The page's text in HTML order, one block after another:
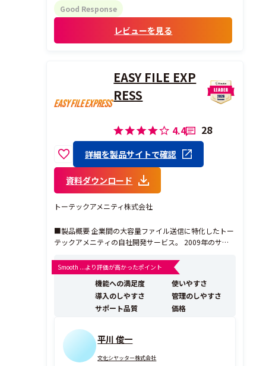
がなくなり、業務効率が大幅に向上しまし
た。ユーザーアクションのログがすべて記
録されるので、トラブル防...
Good Response
レビューを見る
EASY FILE EXP
RESS
4.4 28
詳細を製品サイトで確認
資料ダウンロード
トーテックアメニティ株式会社
■製品概要 企業間の大容量ファイル送信に特化したトー
テックアメニティの自社開発サービス。 2009年のサー
中。 「低コスト」と「高セキュリティ」を両立したEAS
Y FILE EXPRESSが、企業を脅かすセキュリティ事故から
守り、 安全に機密情報をお...
Smooth ...より評価が高かったポイント
機能への満足度
使いやすさ
導入のしやすさ
管理のしやすさ
サポート品質
価格
平川 俊一
文化シヤッター株式会社